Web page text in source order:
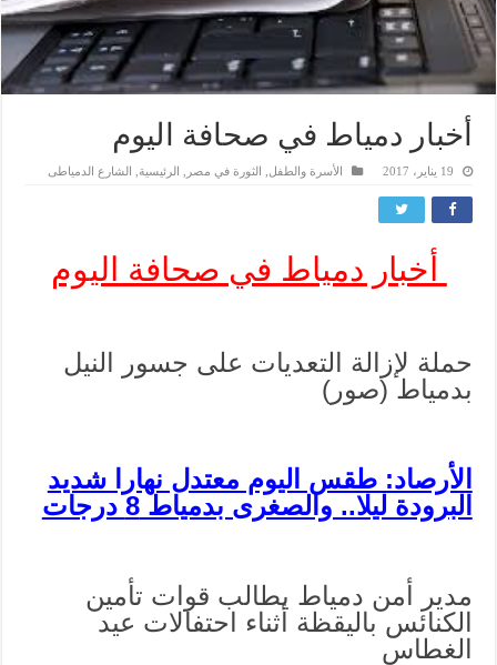
أخبار دمياط في صحافة اليوم
19 يناير، 2017 الأسرة والطفل الثورة في مصر الرئيسية الشارع الدمياطى
أخبار دمياط في صحافة اليوم
حملة لإزالة التعديات على جسور النيل
بدمياط (صور)
الأرصاد: طقس اليوم معتدل نهارا شديد
البرودة ليلا.. والصغرى بدمياط 8 درجات
مدير أمن دمياط يطالب قوات تأمين
الكنائس باليقظة أثناء احتفالات عيد
الغطاس